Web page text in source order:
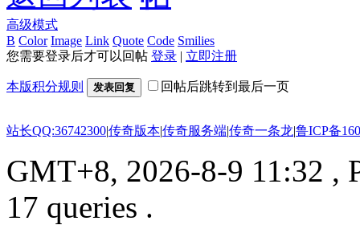
高级模式
B Color Image Link Quote Code Smilies
您需要登录后才可以回帖 登录 | 立即注册
本版积分规则 发表回复 回帖后跳转到最后一页
站长QQ:36742300|传奇版本|传奇服务端|传奇一条龙|鲁ICP备
GMT+8, 2026-8-9 11:32 ,
17 queries .